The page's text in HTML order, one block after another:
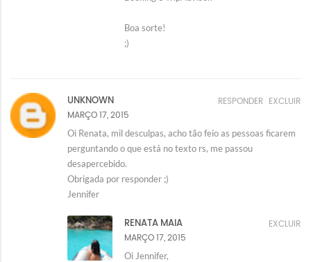
Boa sorte!
;)
UNKNOWN
MARÇO 17, 2015
Oi Renata, mil desculpas, acho tão feio as pessoas ficarem
perguntando o que está no texto rs, me passou
desapercebido.
Obrigada por responder ;)
Jennifer
RESPONDER EXCLUIR
RENATA MAIA
MARÇO 17, 2015
Oi Jennifer,
EXCLUIR